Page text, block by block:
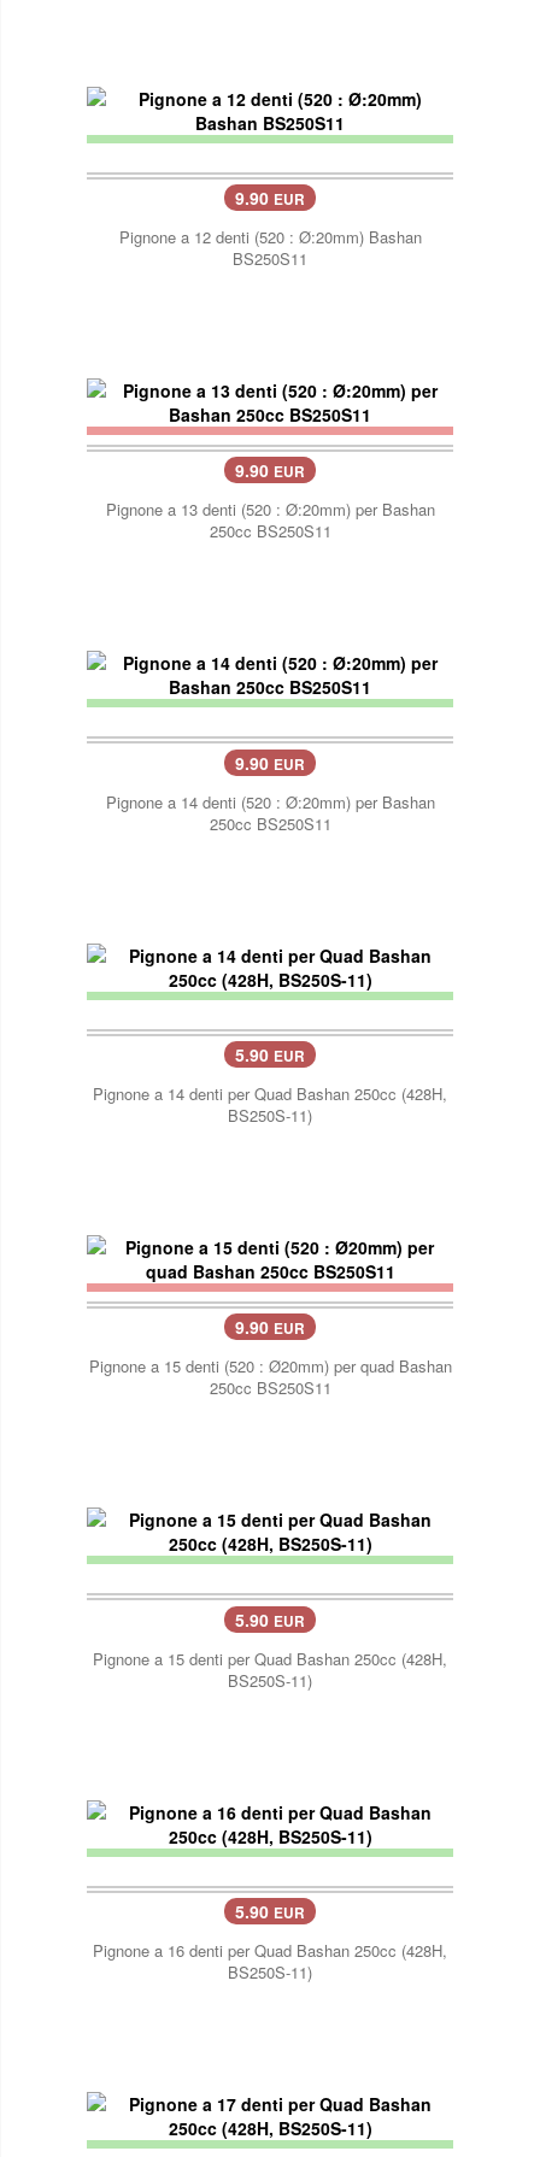
9.90 EUR
Pignone a 12 denti (520 : Ø:20mm) Bashan
BS250S11
9.90 EUR
Pignone a 13 denti (520 : Ø:20mm) per Bashan
250cc BS250S11
9.90 EUR
Pignone a 14 denti (520 : Ø:20mm) per Bashan
250cc BS250S11
5.90 EUR
Pignone a 14 denti per Quad Bashan 250cc (428H,
BS250S-11)
9.90 EUR
Pignone a 15 denti (520 : Ø20mm) per quad Bashan
250cc BS250S11
5.90 EUR
Pignone a 15 denti per Quad Bashan 250cc (428H,
BS250S-11)
5.90 EUR
Pignone a 16 denti per Quad Bashan 250cc (428H,
BS250S-11)